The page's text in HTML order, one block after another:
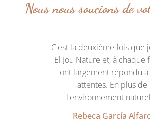
Nous nous soucions de
C'est la deuxième fois que
El Jou Nature et, à chaque
ont largement répondu
attentes. En plus de
l'environnement
Rebeca García